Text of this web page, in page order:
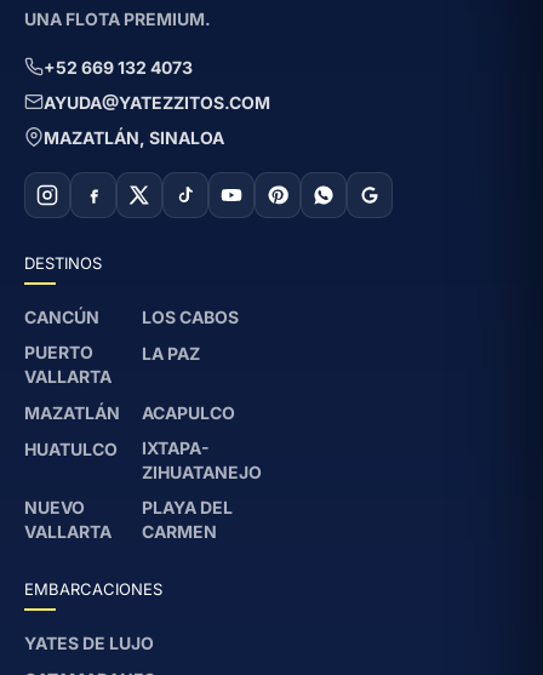
UNA FLOTA PREMIUM.
+52 669 132 4073
AYUDA@YATEZZITOS.COM
MAZATLÁN, SINALOA
DESTINOS
CANCÚN
LOS CABOS
PUERTO
VALLARTA
LA PAZ
MAZATLÁN
ACAPULCO
HUATULCO
IXTAPA-
ZIHUATANEJO
NUEVO
VALLARTA
PLAYA DEL
CARMEN
EMBARCACIONES
YATES DE LUJO